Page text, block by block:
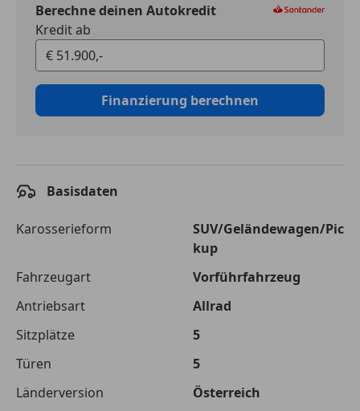
Berechne deinen Autokredit
Kredit ab
Finanzierung berechnen
Basisdaten
Karosserieform
SUV/Geländewagen/Pic
kup
Fahrzeugart
Vorführfahrzeug
Antriebsart
Allrad
Sitzplätze
5
Türen
5
Länderversion
Österreich